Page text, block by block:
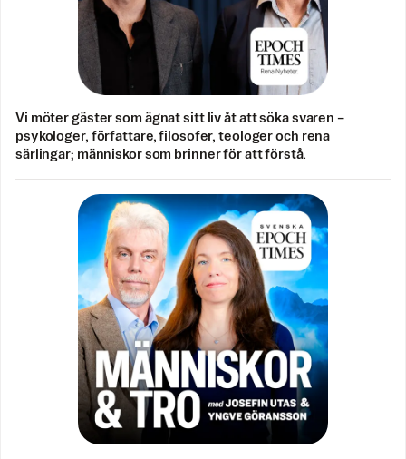
Vi möter gäster som ägnat sitt liv åt att söka svaren –
psykologer, författare, filosofer, teologer och rena
särlingar; människor som brinner för att förstå.